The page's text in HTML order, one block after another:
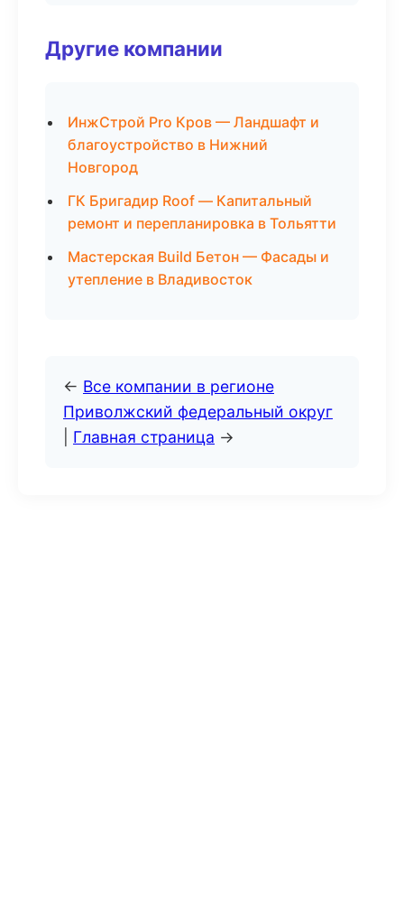
Другие компании
ИнжСтрой Pro Кров — Ландшафт и
благоустройство в Нижний
Новгород
ГК Бригадир Roof — Капитальный
ремонт и перепланировка в Тольятти
Мастерская Build Бетон — Фасады и
утепление в Владивосток
← Все компании в регионе
Приволжский федеральный округ
Главная страница →